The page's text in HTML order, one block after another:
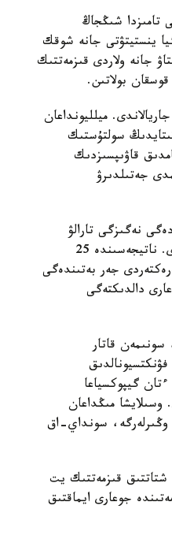
عىلىمي تۇرعىدان ناقتىلاۋ ماقساتىندا 2025 -جىلعى تامىزدا شىڭجاڭ
ينستيتۋتى جانە شوقك
جانە ولاردى قىزمەتتىك
بولاتىن.
ميلليونداعان
سولتۇستىك
قاۋىپسىزدىك
جەتىلدىرۋ
نەگىزگى تارالۋ
ايماقتارىن ارالاپ، 109 داراباسقا جوعارى ساپالى تولىق گەنومدىق سەكۆەنيرلەۋ جۇرگىزدى. ناتيجەسىندە 25
جەر بەتىندەگى
دالدىكتەگى
قاتار
گيپوكسياعا
وسىلايشا مىڭداعان
وڭىرلەرگە، سونداي-اق
شتاتتىق قىزمەتتىك يت
جوعارى ايماقتىق